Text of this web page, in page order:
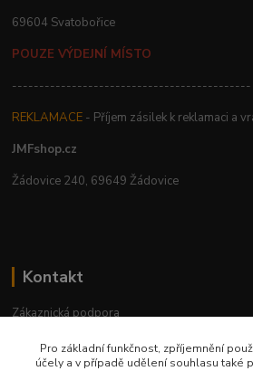
69604 Svatobořice
POUZE VÝDEJNÍ MÍSTO
--------------------------------------------
REKLAMACE - Příjem zásilek k reklamaci a
JMFshop.cz
Žádovice 240, 69649 Žádovice
Kontakt
Zákaznická podpora
Po-Pá, 9-18 hod.
Pro základní funkčnost, zpříjemnění
účely a v případě udělení souhlasu také